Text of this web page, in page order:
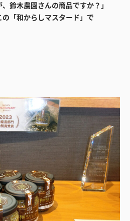
鈴木農園さんの商品ですか？」
の「和からしマスタード」で